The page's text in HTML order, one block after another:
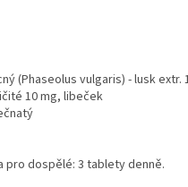
vulgaris) - lusk extr.
10 mg, libeček
pro dospělé: 3 tablety denně.